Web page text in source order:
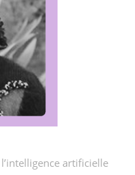
artificielle